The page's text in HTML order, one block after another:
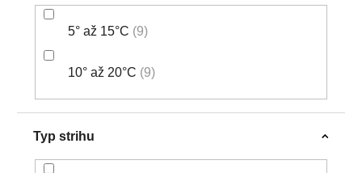
5° až 15°C 9
10° až 20°C 9
Typ strihu